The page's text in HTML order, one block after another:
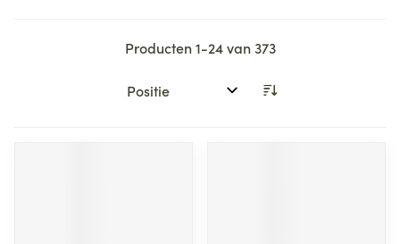
Producten1-24van373
Sorteer op: